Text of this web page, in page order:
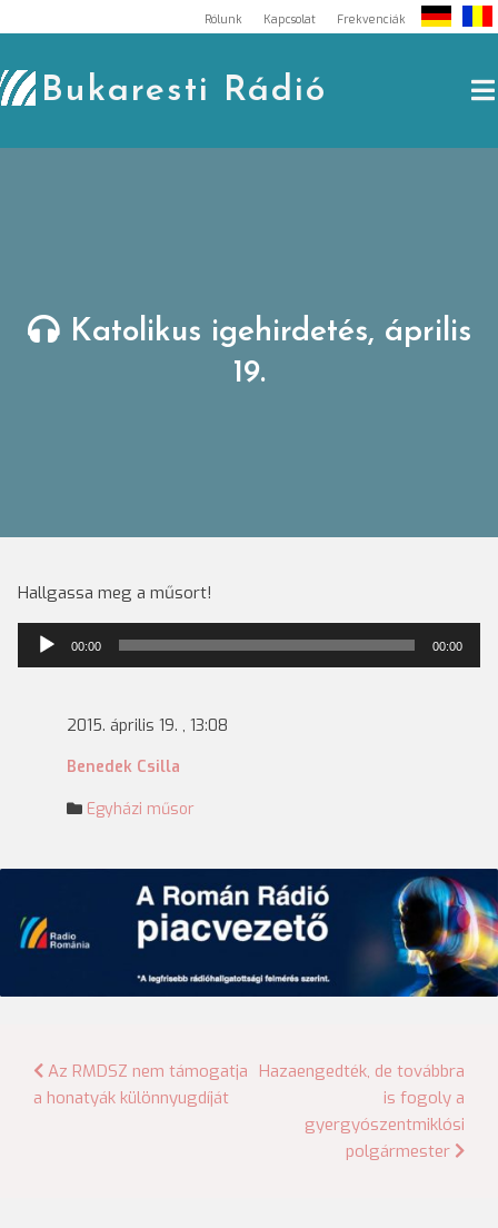
to
content
Rólunk Kapcsolat Frekvenciák
Bukaresti Rádió
Katolikus igehirdetés, április
19.
Hallgassa meg a műsort!
Audió
lejátszó
00:00 00:00
2015. április 19. , 13:08
Benedek Csilla
Egyházi műsor
Bejegyzés
navigáció
Az RMDSZ nem támogatja
a honatyák különnyugdíját
Hazaengedték, de továbbra
is fogoly a
gyergyószentmiklósi
polgármester